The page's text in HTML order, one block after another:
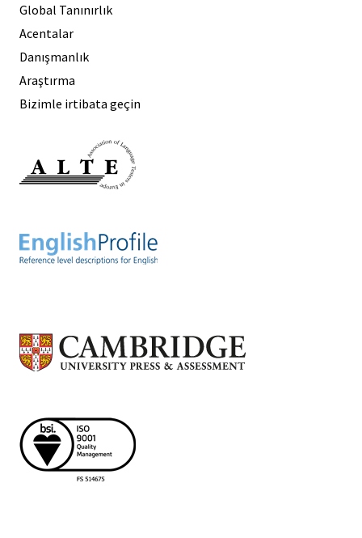
Global Tanınırlık
Acentalar
Danışmanlık
Araştırma
Bizimle irtibata geçin